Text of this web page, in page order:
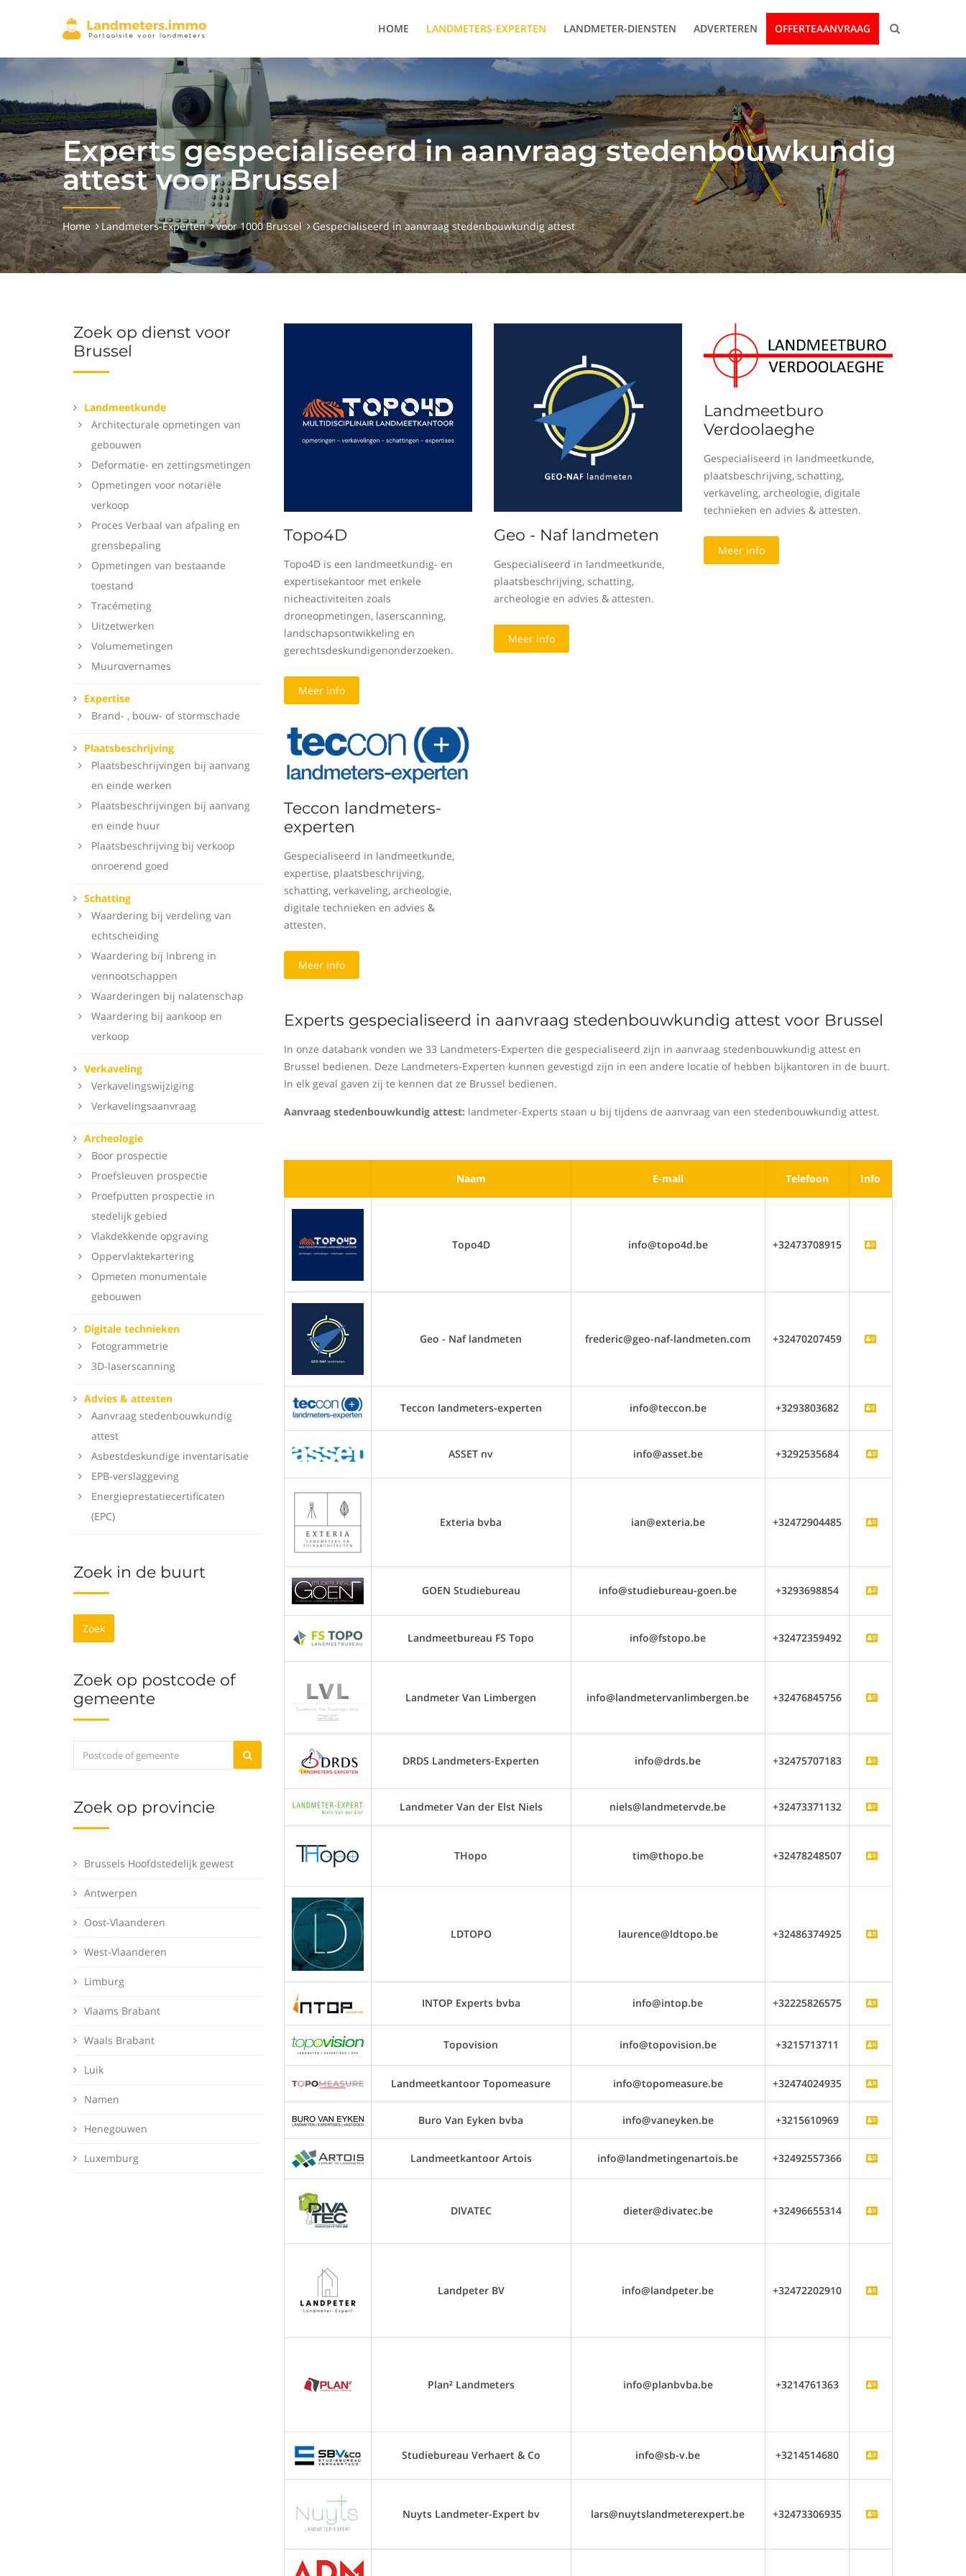
HOME LANDMETERS-EXPERTEN LANDMETER-DIENSTEN ADVERTEREN OFFERTEAANVRAAG
Experts gespecialiseerd in aanvraag stedenbouwkundig
attest voor Brussel
Home Landmeters-Experten voor 1000 Brussel Gespecialiseerd in aanvraag stedenbouwkundig attest
Zoek op dienst voor
Brussel
Landmeetkunde
Architecturale opmetingen van
gebouwen
Deformatie- en zettingsmetingen
Opmetingen voor notariële
verkoop
Proces Verbaal van afpaling en
grensbepaling
Opmetingen van bestaande
toestand
Tracémeting
Uitzetwerken
Volumemetingen
Muurovernames
Expertise
Brand- , bouw- of stormschade
Plaatsbeschrijving
Plaatsbeschrijvingen bij aanvang
en einde werken
Plaatsbeschrijvingen bij aanvang
en einde huur
Plaatsbeschrijving bij verkoop
onroerend goed
Schatting
Waardering bij verdeling van
echtscheiding
Waardering bij Inbreng in
vennootschappen
Waarderingen bij nalatenschap
Waardering bij aankoop en
verkoop
Verkaveling
Verkavelingswijziging
Verkavelingsaanvraag
Archeologie
Boor prospectie
Proefsleuven prospectie
Proefputten prospectie in
stedelijk gebied
Vlakdekkende opgraving
Oppervlaktekartering
Opmeten monumentale
gebouwen
Digitale technieken
Fotogrammetrie
3D-laserscanning
Advies & attesten
Aanvraag stedenbouwkundig
attest
Asbestdeskundige inventarisatie
EPB-verslaggeving
Energieprestatiecertificaten
(EPC)
Zoek in de buurt
Zoek
Zoek op postcode of
gemeente
Zoek op provincie
Brussels Hoofdstedelijk gewest
Antwerpen
Oost-Vlaanderen
West-Vlaanderen
Limburg
Vlaams Brabant
Waals Brabant
Luik
Namen
Henegouwen
Luxemburg
Topo4D
Topo4D is een landmeetkundig- en
expertisekantoor met enkele
nicheactiviteiten zoals
droneopmetingen, laserscanning,
landschapsontwikkeling en
gerechtsdeskundigenonderzoeken.
Meer info
Geo - Naf landmeten
Gespecialiseerd in landmeetkunde,
plaatsbeschrijving, schatting,
archeologie en advies & attesten.
Meer info
Landmeetburo
Verdoolaeghe
Gespecialiseerd in landmeetkunde,
plaatsbeschrijving, schatting,
verkaveling, archeologie, digitale
technieken en advies & attesten.
Meer info
Teccon landmeters-
experten
Gespecialiseerd in landmeetkunde,
expertise, plaatsbeschrijving,
schatting, verkaveling, archeologie,
digitale technieken en advies &
attesten.
Meer info
Experts gespecialiseerd in aanvraag stedenbouwkundig attest voor Brussel
In onze databank vonden we 33 Landmeters-Experten die gespecialiseerd zijn in aanvraag stedenbouwkundig attest en
Brussel bedienen. Deze Landmeters-Experten kunnen gevestigd zijn in een andere locatie of hebben bijkantoren in de buurt.
In elk geval gaven zij te kennen dat ze Brussel bedienen.
Aanvraag stedenbouwkundig attest: landmeter-Experts staan u bij tijdens de aanvraag van een stedenbouwkundig attest.
Naam E-mail Telefoon Info
Topo4D info@topo4d.be +32473708915
Geo - Naf landmeten frederic@geo-naf-landmeten.com +32470207459
Teccon landmeters-experten info@teccon.be +3293803682
ASSET nv info@asset.be +3292535684
Exteria bvba ian@exteria.be +32472904485
GOEN Studiebureau info@studiebureau-goen.be +3293698854
Landmeetbureau FS Topo info@fstopo.be +32472359492
Landmeter Van Limbergen info@landmetervanlimbergen.be +32476845756
DRDS Landmeters-Experten info@drds.be +32475707183
Landmeter Van der Elst Niels niels@landmetervde.be +32473371132
THopo tim@thopo.be +32478248507
LDTOPO laurence@ldtopo.be +32486374925
INTOP Experts bvba info@intop.be +32225826575
Topovision info@topovision.be +3215713711
Landmeetkantoor Topomeasure info@topomeasure.be +32474024935
Buro Van Eyken bvba info@vaneyken.be +3215610969
Landmeetkantoor Artois info@landmetingenartois.be +32492557366
DIVATEC dieter@divatec.be +32496655314
Landpeter BV info@landpeter.be +32472202910
Plan² Landmeters info@planbvba.be +3214761363
Studiebureau Verhaert & Co info@sb-v.be +3214514680
Nuyts Landmeter-Expert bv lars@nuytslandmeterexpert.be +32473306935